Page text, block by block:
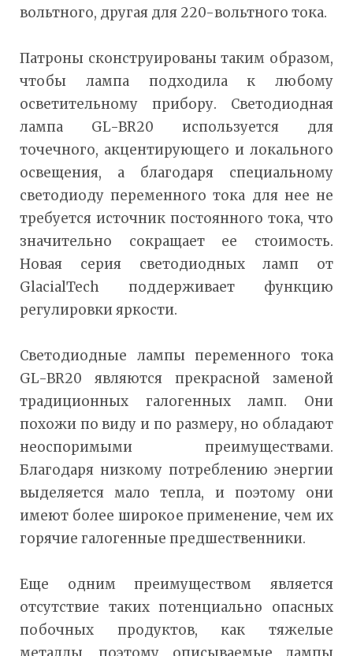
вольтного, другая для 220-вольтного тока.
Патроны сконструированы таким образом,
чтобы лампа подходила к любому
осветительному прибору. Светодиодная
лампа GL-BR20 используется для
точечного, акцентирующего и локального
освещения, а благодаря специальному
светодиоду переменного тока для нее не
требуется источник постоянного тока, что
значительно сокращает ее стоимость.
Новая серия светодиодных ламп от
GlacialTech поддерживает функцию
регулировки яркости.
Светодиодные лампы переменного тока
GL-BR20 являются прекрасной заменой
традиционных галогенных ламп. Они
похожи по виду и по размеру, но обладают
неоспоримыми преимуществами.
Благодаря низкому потреблению энергии
выделяется мало тепла, и поэтому они
имеют более широкое применение, чем их
горячие галогенные предшественники.
Еще одним преимуществом является
отсутствие таких потенциально опасных
побочных продуктов, как тяжелые